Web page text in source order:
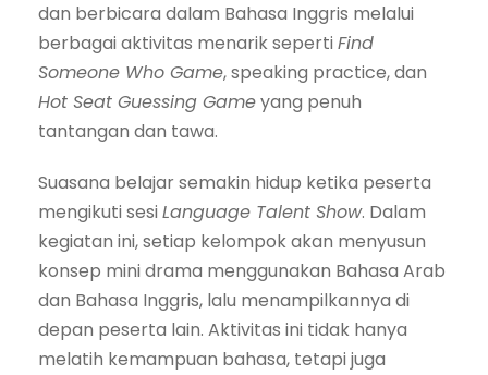
dan berbicara dalam Bahasa Inggris melalui
berbagai aktivitas menarik seperti Find
Someone Who Game, speaking practice, dan
Hot Seat Guessing Gameyang penuh
tantangan dan tawa.
Suasana belajar semakin hidup ketika peserta
mengikuti sesi Language Talent Show. Dalam
kegiatan ini, setiap kelompok akan menyusun
konsep mini drama menggunakan Bahasa Arab
dan Bahasa Inggris, lalu menampilkannya di
depan peserta lain. Aktivitas ini tidak hanya
melatih kemampuan bahasa, tetapi juga